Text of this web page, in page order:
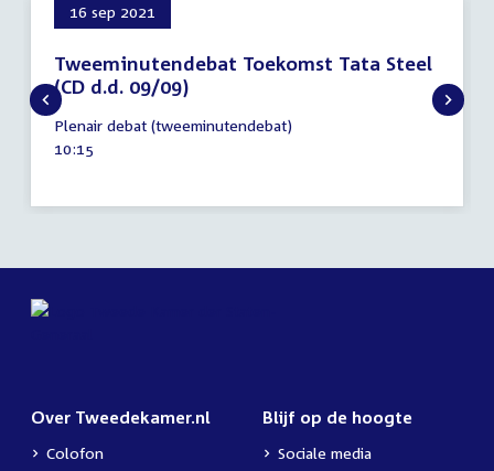
16 sep 2021
Tweeminutendebat Toekomst Tata Steel
(CD d.d. 09/09)
16
september
2021
Plenair debat (tweeminutendebat)
Tijd
10:15
Over Tweedekamer.nl
Colofon
Blijf op de hoogte
Sociale media